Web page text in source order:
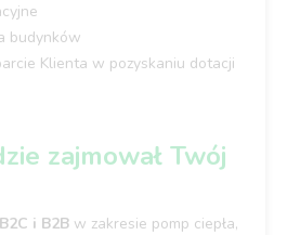
budynków
Klienta w pozyskaniu dotacji
zajmował Twój
B2C i B2B w zakresie pomp ciepła,